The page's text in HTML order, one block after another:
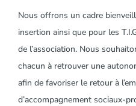
Nous offrons un cadre
insertion ainsi que pour les
de l’association. Nous
chacun à retrouver une
afin de favoriser le retour à
d’accompagnement sociaux-